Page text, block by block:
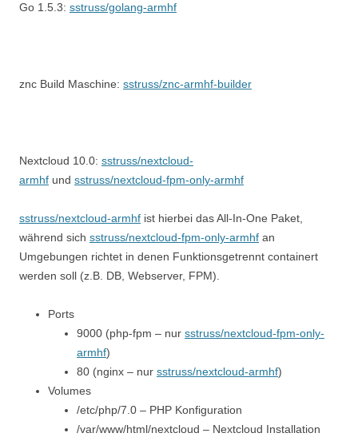
Go 1.5.3: sstruss/golang-armhf
znc Build Maschine: sstruss/znc-armhf-builder
Nextcloud 10.0: sstruss/nextcloud-
armhf und sstruss/nextcloud-fpm-only-armhf
sstruss/nextcloud-armhf ist hierbei das All-In-One Paket,
während sich sstruss/nextcloud-fpm-only-armhf an
Umgebungen richtet in denen Funktionsgetrennt containert
werden soll (z.B. DB, Webserver, FPM).
Ports
9000 (php-fpm – nur sstruss/nextcloud-fpm-only-
armhf)
80 (nginx – nur sstruss/nextcloud-armhf)
Volumes
/etc/php/7.0 – PHP Konfiguration
/var/www/html/nextcloud – Nextcloud Installation